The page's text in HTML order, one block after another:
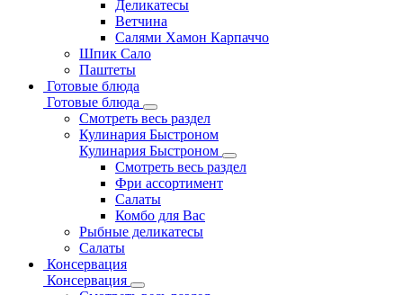
Деликатесы
Ветчина
Салями Хамон Карпаччо
Шпик Сало
Паштеты
Готовые блюда
Готовые блюда
Смотреть весь раздел
Кулинария Быстроном
Кулинария Быстроном
Смотреть весь раздел
Фри ассортимент
Салаты
Комбо для Вас
Рыбные деликатесы
Салаты
Консервация
Консервация